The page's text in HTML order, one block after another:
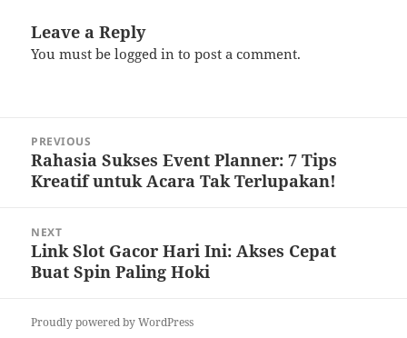
Leave a Reply
You must belogged in to post a comment.
navigation
PREVIOUS
Previous
post:
Rahasia Sukses Event Planner: 7 Tips
Kreatif untuk Acara Tak Terlupakan!
NEXT
Next
post:
Link Slot Gacor Hari Ini: Akses Cepat
Buat Spin Paling Hoki
Proudly powered by WordPress